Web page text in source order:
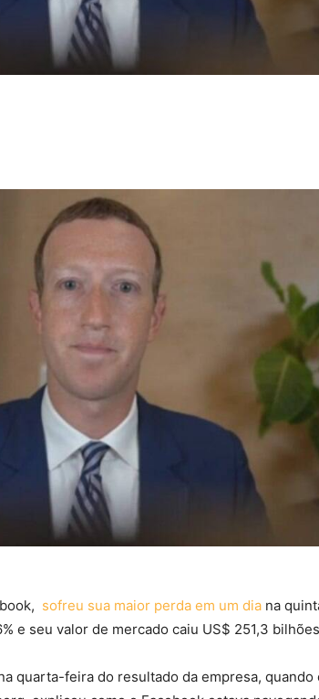
sofreu sua maior perda em um dia na
e seu valor de mercado caiu US$ 251,3
quarta-feira do resultado da empresa, quando